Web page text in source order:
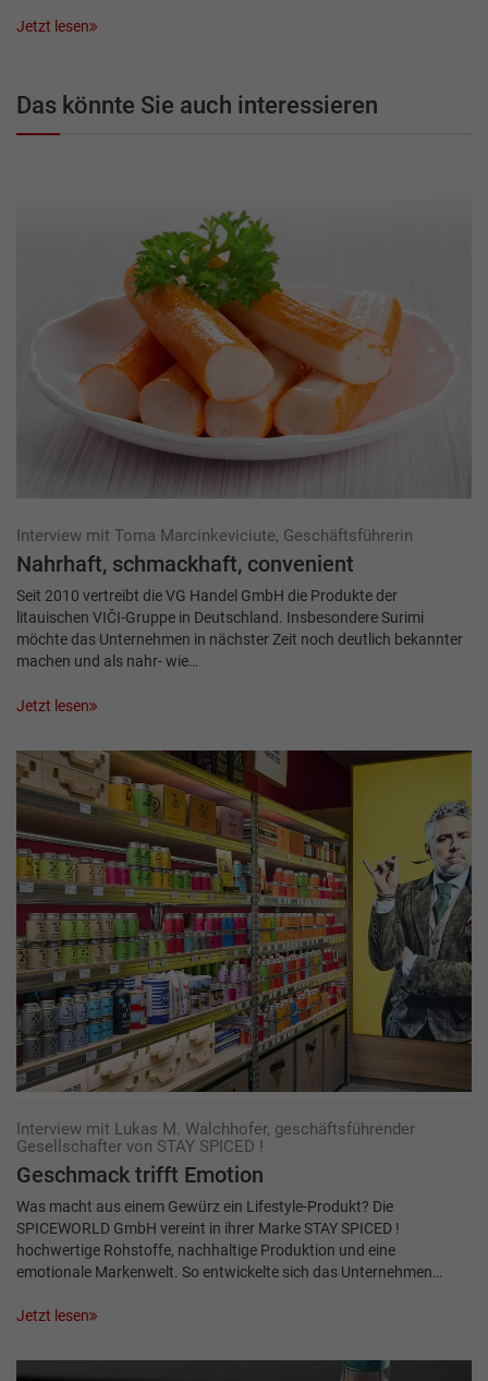
Jetzt lesen
Das könnte Sie auch interessieren
Interview mit Toma Marcinkeviciute, Geschäftsführerin
Nahrhaft, schmackhaft, convenient
Seit 2010 vertreibt die VG Handel GmbH die Produkte der
litauischen VIČI-Gruppe in Deutschland. Insbesondere Surimi
möchte das Unternehmen in nächster Zeit noch deutlich bekannter
machen und als nahr- wie…
Jetzt lesen
Interview mit Lukas M. Walchhofer, geschäftsführender
Gesellschafter von STAY SPICED !
Geschmack trifft Emotion
Was macht aus einem Gewürz ein Lifestyle-Produkt? Die
SPICEWORLD GmbH vereint in ihrer Marke STAY SPICED !
hochwertige Rohstoffe, nachhaltige Produktion und eine
emotionale Markenwelt. So entwickelte sich das Unternehmen…
Jetzt lesen